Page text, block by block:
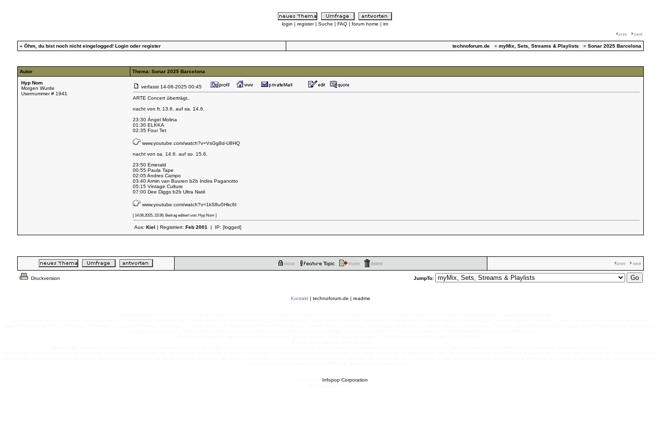
login | register | Suche | FAQ | forum home | im
» Öhm, du bist noch nicht eingelogged! Login oder register technoforum.de » myMix, Sets, Streams & Playlists » Sonar 2025 Barcelona
Autor Thema: Sonar 2025 Barcelona
Hyp Nom
Morgen Wurde
Usernummer # 1941
verfasst 14-06-2025 00:45
ARTE Concert überträgt..
nacht von fr. 13.6. auf sa. 14.6.
23:30 Ángel Molina
01:30 ELKKA
02:35 Four Tet
www.youtube.com/watch?v=VsGg8d-U8HQ
nacht von sa. 14.6. auf so. 15.6.
23:50 Emerald
00:55 Paula Tape
02:05 Andres Campo
03:40 Armin van Buuren b2b Indira Paganotto
05:15 Vintage Culture
07:00 Dee Diggs b2b Ultra Naté
www.youtube.com/watch?v=1kS8u0Hkc6I
[ 14.06.2025, 23:36: Beitrag editiert von: Hyp Nom ]
Aus: Kiel | Registriert: Feb 2001 | IP: [logged]
Druckversion JumpTo:
Kontakt | technoforum.de | readme
Infopop Corporation